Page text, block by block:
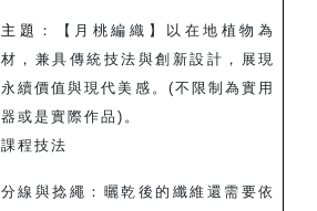
主題 ：【月桃編織】以在地植物為
材，兼具傳統技法與創新設計，展現
永續價值與現代美感。(不限制為實用
器或是實際作品)。
課程技法
分線與捻繩：曬乾後的纖維還需要依